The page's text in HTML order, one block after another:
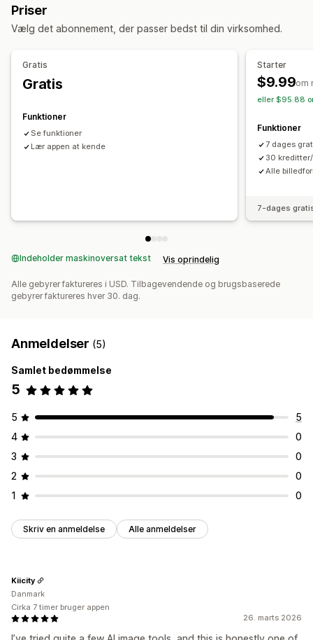
Masseredigering
Priser
Vælg det abonnement, der passer bedst til din virksomhed.
Gratis
Gratis
Funktioner
Se funktioner
Lær appen at kende
Starter
$9.99om
eller $95.88
Funktioner
7 dages
30
Alle
7-dages
Indeholder maskinoversat tekst Vis oprindelig
Alle gebyrer faktureres i USD. Tilbagevendende og brugsbaserede
gebyrer faktureres hver 30. dag.
Anmeldelser (5)
Samlet bedømmelse
5
5
5
4
0
3
0
2
0
1
0
Skriv en anmeldelse Alle anmeldelser
26. marts 2026
Kiicity
Danmark
Cirka 7 timer bruger appen